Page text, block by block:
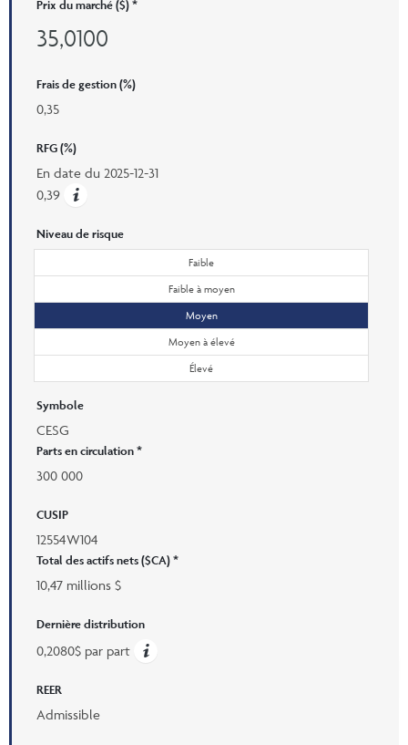
Prix ​​du marché ($) *
35,0100
Frais de gestion (%)
0,35
RFG (%)
En date du 2025-12-31
0,39
Niveau de risque
Faible
Faible à moyen
Moyen
Moyen à élevé
Élevé
Symbole
CESG
Parts en circulation *
300 000
CUSIP
12554W104
Total des actifs nets ($CA) *
10,47 millions $
Dernière distribution
0,2080$ par part
REER
Admissible